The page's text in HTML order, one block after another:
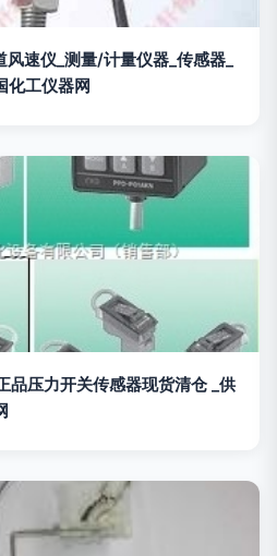
速仪_测量/计量仪器_传感器_
化工仪器网
压力开关传感器现货清仓 _供